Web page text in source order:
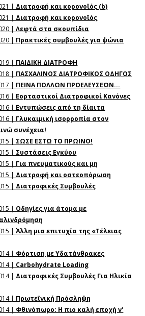
| Διατροφή και κορονοϊός (b)
| Διατροφή και κορονοϊός
|Λεφτά στα σκουπίδια
| Πρακτικές συμβουλές για ψώνια
| ΠΑΙΔΙΚΗ ΔΙΑΤΡΟΦΗ
| ΠΑΣΧΑΛΙΝΟΣ ΔΙΑΤΡΟΦΙΚΟΣ ΟΔΗΓΟΣ
| ΠΕΙΝΑ ΠΟΛΛΩΝ ΠΡΟΕΛΕΥΣΕΩΝ...
| Εορταστικοί Διατροφικοί Κανόνες
| Εντυπώσεις από τη δίαιτα
| Γλυκαιμική ισορροπία στον
συνέχεια!
| ΣΩΣΕ ΕΣΤΩ ΤΟ ΠΡΩΙΝΟ!
| Συστάσεις Εγκύου
| Για πνευματικούς και μη
| Διατροφή και οστεοπόρωση
| Διατροφικές Συμβουλές
| Οδηγίες για άτομα με
|Άλλη μια επιτυχία της «Τέλειας
| Φόρτιση με Υδατάνθρακες
| Carbohydrate Loading
| Διατροφικές Συμβουλές Για Ηλικία
| Πρωτεϊνική Πρόσληψη
| Φθινόπωρο: Η πιο καλή εποχή ν'